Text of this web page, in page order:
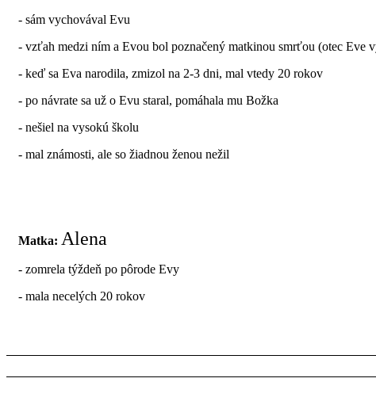
- sám vychovával Evu
- vzťah medzi ním a Evou bol poznačený matkinou smrťou (otec Eve
- keď sa Eva narodila, zmizol na 2-3 dni, mal vtedy 20 rokov
- po návrate sa už o Evu staral, pomáhala mu Božka
- nešiel na vysokú školu
- mal známosti, ale so žiadnou ženou nežil
Matka: Alena
- zomrela týždeň po pôrode Evy
- mala necelých 20 rokov